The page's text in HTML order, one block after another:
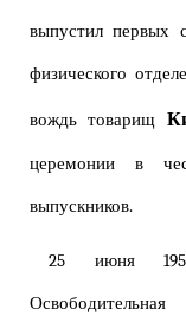
выпустил первых
физического
вождь товарищ
церемонии в
выпускников.
25 июня